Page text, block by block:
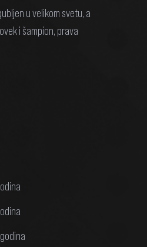
u velikom svetu, a
i šampion, prava